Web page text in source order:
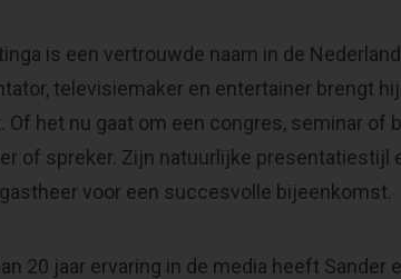
is een vertrouwde naam in de
televisiemaker en entertainer brengt
Of het nu gaat om een congres, seminar
of spreker. Zijn natuurlijke presentatiestijl
voor een succesvolle bijeenkomst.
20 jaar ervaring in de media heeft